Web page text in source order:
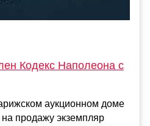
Кодекс Наполеона с
аукционном доме
продажу экземпляр